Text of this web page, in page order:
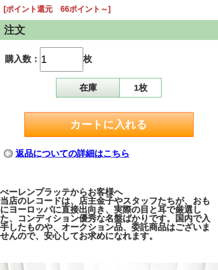
[ポイント還元 66ポイント～]
注文
購入数： 枚
在庫 1枚
返品についての詳細はこちら
べーレンプラッテからお客様へ
当店のレコードは、店主金子やスタッフたちが、おも
にヨーロッパに直接出向き、実際の目と耳で厳選し
た、コンディション優秀な名盤ばかりです。国内で入
手したものや、オークション品、委託商品はございま
せんので、安心してお求めになれます。